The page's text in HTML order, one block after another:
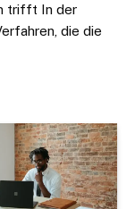
trifft In der
die die